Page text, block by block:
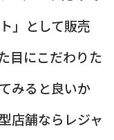
」として販売
目にこだわりた
みると良いか
店舗ならレジャ